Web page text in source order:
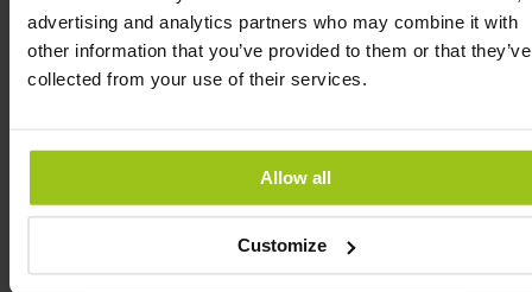
advertising and analytics partners who may combine it with
other information that you’ve provided to them or that they’ve
collected from your use of their services.
Allow all
Customize
Auteur:
Réviseur:
Teresa Husén, Thérapeute en nutrition en
médecine fonctionnelle
Dernière mise à jour:
11 Mars 2026